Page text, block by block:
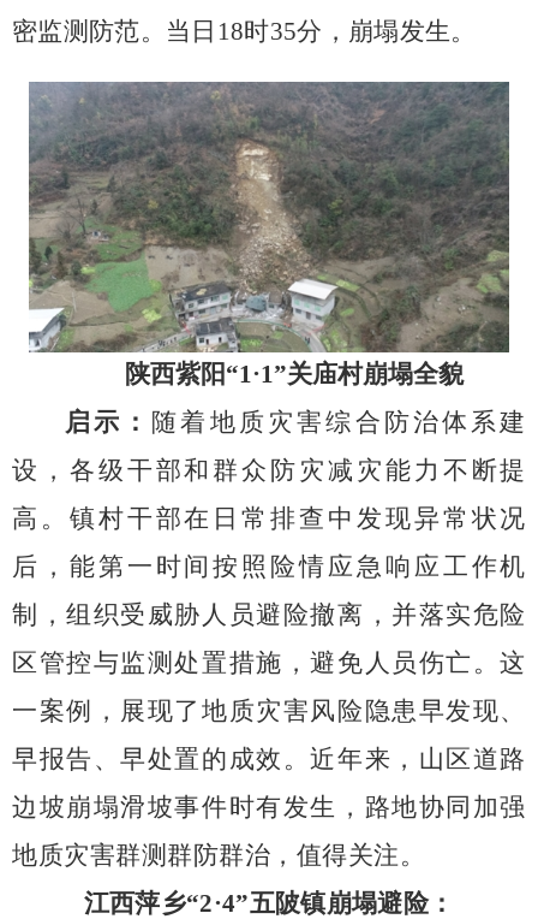
密监测防范。当日 18时35分，崩塌发生。
陕西紫阳“1·1”关庙村崩塌全貌
启示： 随着地质灾害综合防治体系建
设，各级干部和群众防灾减灾能力不断提
高。镇村干部在日常排查中发现异常状况
后，能第一时间按照险情应急响应工作机
制，组织受威胁人员避险撤离，并落实危险
区管控与监测处置措施，避免人员伤亡。这
一案例，展现了地质灾害风险隐患早发现、
早报告、早处置的成效。近年来，山区道路
边坡崩塌滑坡事件时有发生，路地协同加强
地质灾害群测群防群治，值得关注。
江西萍乡“2·4”五陂镇崩塌避险：